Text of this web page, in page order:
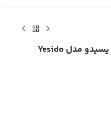
کابل تایپ سی به تایپ سی یسیدو مدل Yesido